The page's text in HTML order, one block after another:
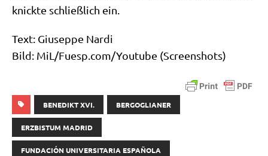
knick­te schließ­lich ein.
Text: Giu­sep­pe Nar­di
Bild: MiL/Fuesp.com/Youtube (Screen­shots)
BENEDIKT XVI. BERGOGLIANER
ERZBISTUM MADRID
FUNDACIÓN UNIVERSITARIA ESPAÑOLA